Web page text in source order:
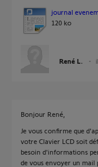
journal
120 ko
René L.
Bonjour René,
Je vous confirme que
votre Clavier LCD soit
besoin d'informations
de vous envoyer un